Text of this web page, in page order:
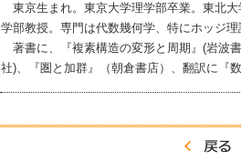
東京生まれ。東京大学理学部卒業。東北
学部教授。専門は代数幾何学、特にホッジ
著書に、『複素構造の変形と周期』(岩波
社)、『圏と加群』（朝倉書店）、翻訳に『